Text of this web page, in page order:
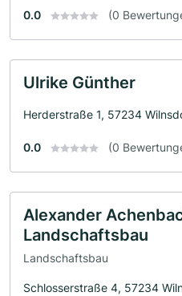
0.0 (0
Ulrike Günther
Herderstraße 1, 57234
0.0 (0
Alexander
Landschaftsbau
Landschaftsbau
Schlosserstraße 4, 57234